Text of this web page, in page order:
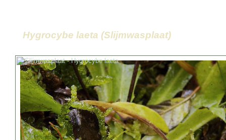
Hygrocybe laeta (Slijmwasplaat)